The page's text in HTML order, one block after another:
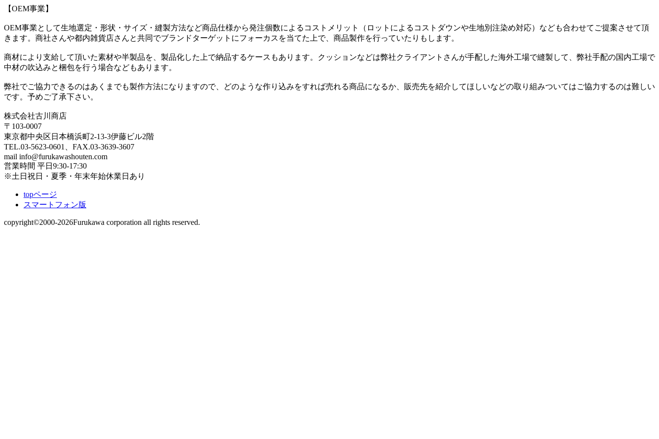
【OEM事業】
OEM事業として生地選定・形状・サイズ・縫製方法など商品仕様から発注個数によるコストメリット（ロットによるコストダウンや生地別注染め対応）なども合わせてご提案させて頂
きます。商社さんや都内雑貨店さんと共同でブランドターゲットにフォーカスを当てた上で、商品製作を行っていたりもします。
商材により支給して頂いた素材や半製品を、製品化した上で納品するケースもあります。クッションなどは弊社クライアントさんが手配した海外工場で縫製して、弊社手配の国内工場で
中材の吹込みと梱包を行う場合などもあります。
弊社でご協力できるのはあくまでも製作方法になりますので、どのような作り込みをすれば売れる商品になるか、販売先を紹介してほしいなどの取り組みついてはご協力するのは難しい
です。予めご了承下さい。
株式会社古川商店
〒103-0007
東京都中央区日本橋浜町2-13-3伊藤ビル2階
TEL.03-5623-0601、FAX.03-3639-3607
mail info@furukawashouten.com
営業時間 平日9:30-17:30
※土日祝日・夏季・年末年始休業日あり
topページ
スマートフォン版
copyright©2000-2026Furukawa corporation all rights reserved.